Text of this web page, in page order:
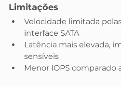
Limitações
Velocidade limitada
interface SATA
Latência mais elevada,
sensíveis
Menor IOPS comparado